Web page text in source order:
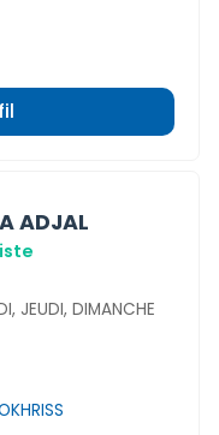
ADJAL
JEUDI, DIMANCHE